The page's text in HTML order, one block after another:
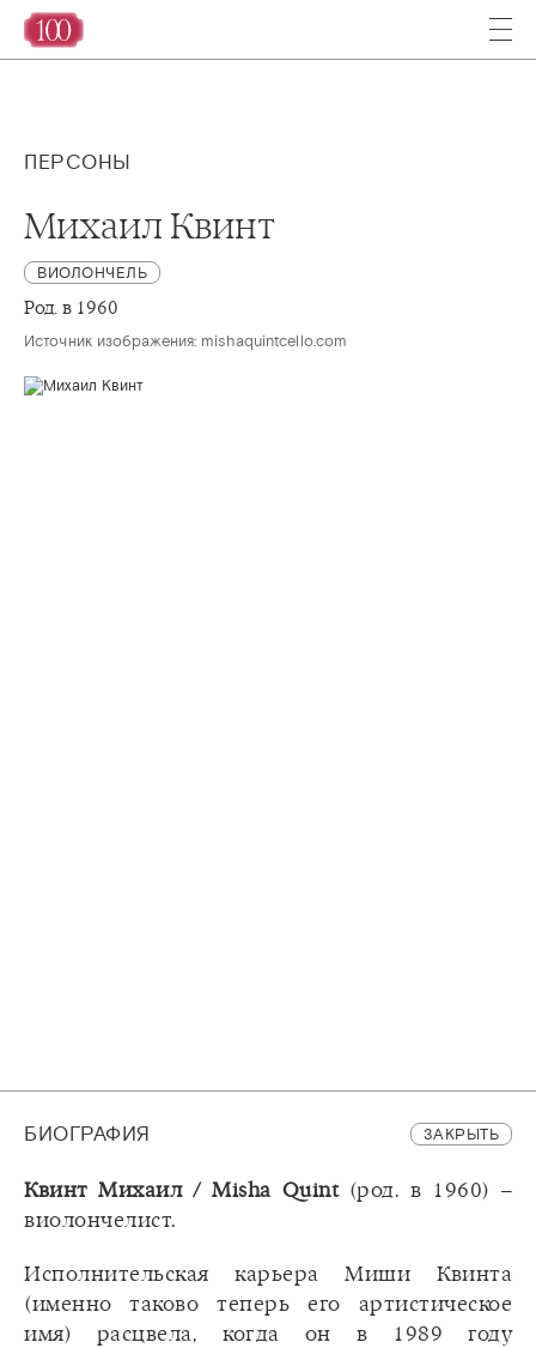
ПЕРСОНЫ
Михаил Квинт
ВИОЛОНЧЕЛЬ
Род. в 1960
Источник изображения: mishaquintcello.com
БИОГРАФИЯ ЗАКРЫТЬ
Квинт Михаил / Misha Quint(род. в 1960) –
виолончелист.
Исполнительская карьера Миши Квинта
(именно таково теперь его артистическое
имя) расцвела, когда он в 1989 году